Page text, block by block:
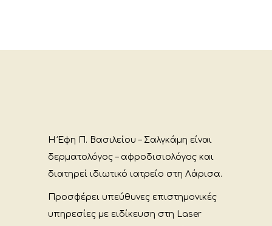
Η Έφη Π. Βασιλείου – Σαλγκάμη είναι
δερματολόγος – αφροδισιολόγος και
διατηρεί ιδιωτικό ιατρείο στη Λάρισα.
Προσφέρει υπεύθυνες επιστημονικές
υπηρεσίες με ειδίκευση στη Laser